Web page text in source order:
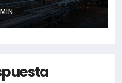
operativo:
2026